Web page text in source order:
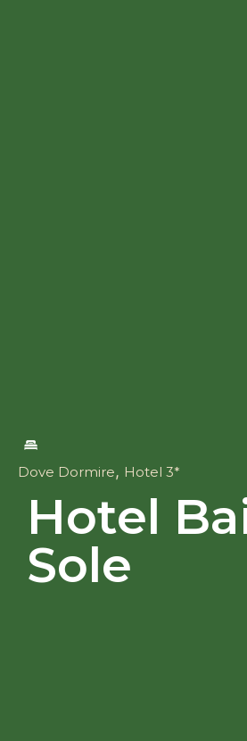
Hotel
Sole
Dove Dormire, Hotel 3*